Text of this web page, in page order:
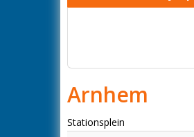
Arnhem
Stationsplein